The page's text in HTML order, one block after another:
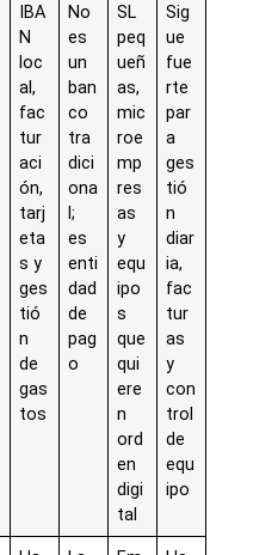
IBA
N
loc
al,
fac
tur
aci
ón,
tarj
eta
s y
ges
tió
n
de
gas
tos
No
es
un
ban
co
tra
dici
ona
l;
es
enti
dad
de
pag
o
SL
peq
ueñ
as,
mic
roe
mp
res
as
y
equ
ipo
s
que
qui
ere
n
ord
en
digi
tal
Sig
ue
fue
rte
par
a
ges
tió
n
diar
ia,
fac
tur
as
y
con
trol
de
equ
ipo